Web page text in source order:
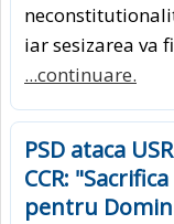
iar sesizarea va
...continuare.
PSD ataca
CCR:
pentru